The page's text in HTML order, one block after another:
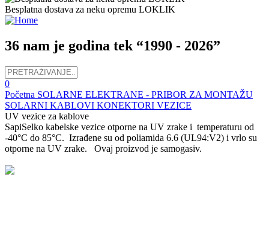
Besplatna dostava za neku opremu LOKLIK
36 nam je godina tek “1990 - 2026”
0
Početna SOLARNE ELEKTRANE - PRIBOR ZA MONTAŽU
SOLARNI KABLOVI KONEKTORI VEZICE
UV vezice za kablove
SapiSelko kabelske vezice otporne na UV zrake i temperaturu od
-40°C do 85°C. Izrađene su od poliamida 6.6 (UL94:V2) i vrlo su
otporne na UV zrake. Ovaj proizvod je samogasiv.